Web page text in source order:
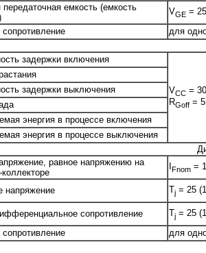
емкость (емкость
VGE =
для
задержки включения
VCC =
RGoff =
задержки выключения
энергия в процессе включения
энергия в процессе выключения
равное напряжению на
IFnom =
напряжение Tj = 25
сопротивление Tj = 25
для